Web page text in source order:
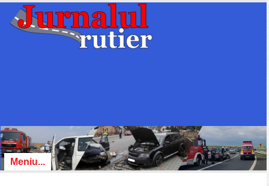
Meniu...